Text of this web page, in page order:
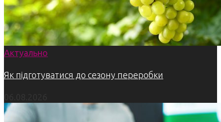
Актуально
Як підготуватися до сезону переробки